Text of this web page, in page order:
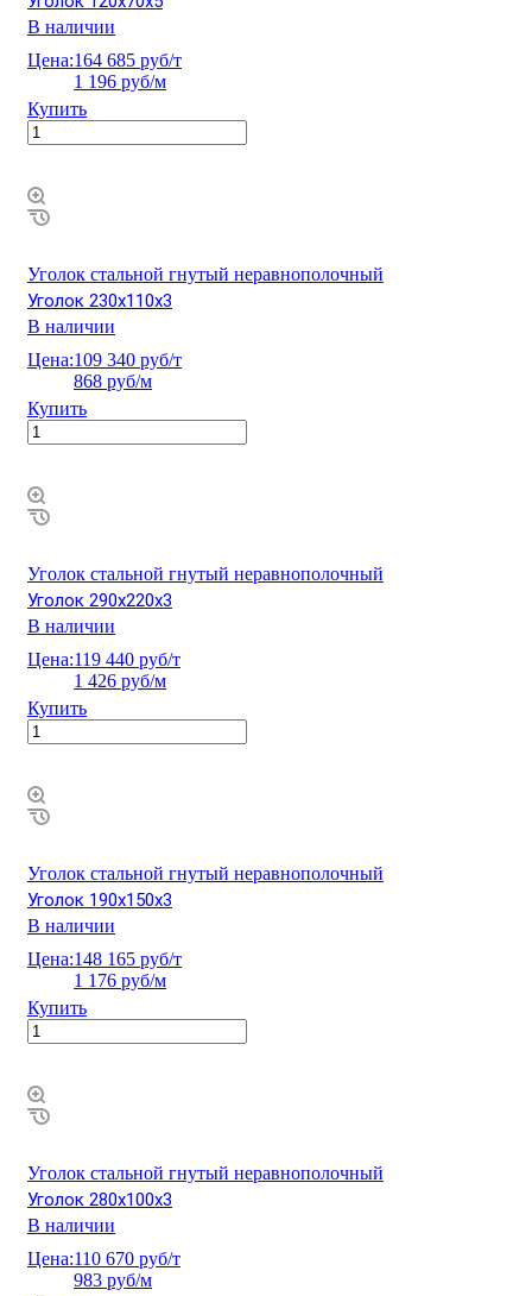
В наличии
Цена:164 685 руб/т
1 196 руб/м
Купить
Уголок стальной гнутый неравнополочный
Уголок 230х110х3
В наличии
Цена:109 340 руб/т
868 руб/м
Купить
Уголок стальной гнутый неравнополочный
Уголок 290х220х3
В наличии
Цена:119 440 руб/т
1 426 руб/м
Купить
Уголок стальной гнутый неравнополочный
Уголок 190х150х3
В наличии
Цена:148 165 руб/т
1 176 руб/м
Купить
Уголок стальной гнутый неравнополочный
Уголок 280х100х3
В наличии
Цена:110 670 руб/т
983 руб/м